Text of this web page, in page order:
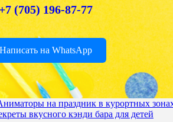
(705) 196-87-77
Написать на WhatsApp
на праздник в курортных
вкусного кэнди бара для детей